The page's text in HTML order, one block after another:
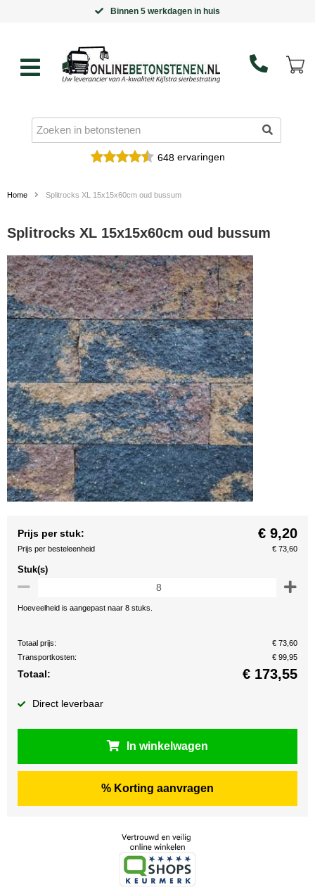
Goedkoopste leverancier van
648ervaringen
Home Splitrocks XL 15x15x60cm oud bussum
Splitrocks XL 15x15x60cm oud bussum
Prijs per stuk: € 9,20
Prijs per besteleenheid € 73,60
Stuk(s)
Hoeveelheid is aangepast naar 8 stuks.
Totaal prijs:
€ 73,60
Transportkosten:
€ 99,95
Totaal: € 173,55
Direct leverbaar
In winkelwagen
% Korting aanvragen